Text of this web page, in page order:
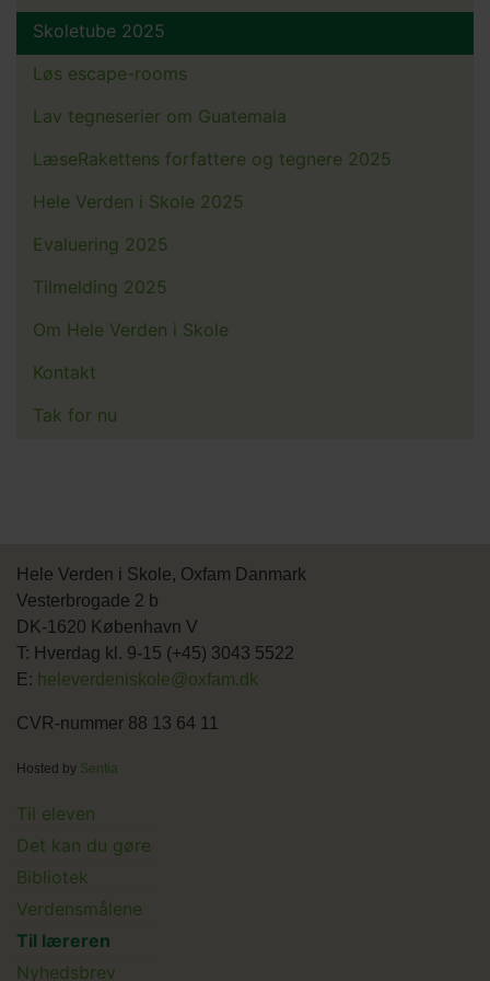
Skoletube 2025
Løs escape-rooms
Lav tegneserier om Guatemala
LæseRakettens forfattere og tegnere 2025
Hele Verden i Skole 2025
Evaluering 2025
Tilmelding 2025
Om Hele Verden i Skole
Kontakt
Tak for nu
Hele Verden i Skole, Oxfam Danmark
Vesterbrogade 2 b
DK-1620 København V
T: Hverdag kl. 9-15 (+45) 3043 5522
E: heleverdeniskole@oxfam.dk
CVR-nummer 88 13 64 11
Hosted by Sentia
Main
menu
Til eleven
Det kan du gøre
Bibliotek
Verdensmålene
Til læreren
Nyhedsbrev